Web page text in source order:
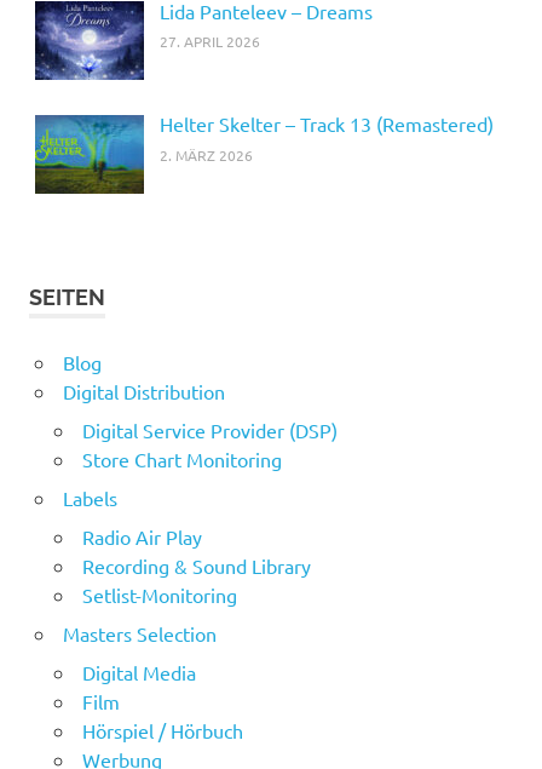
Lida Panteleev – Dreams
27. APRIL 2026
Helter Skelter – Track 13 (Remastered)
2. MÄRZ 2026
SEITEN
Blog
Digital Distribution
Digital Service Provider (DSP)
Store Chart Monitoring
Labels
Radio Air Play
Recording & Sound Library
Setlist-Monitoring
Masters Selection
Digital Media
Film
Hörspiel / Hörbuch
Werbung